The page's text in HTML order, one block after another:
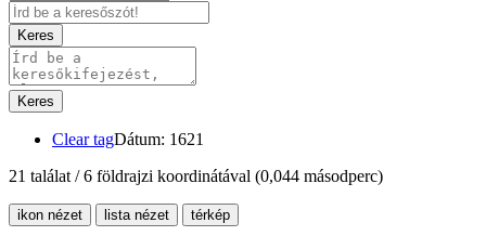
Keres
Keres
Clear tagDátum: 1621
21 találat / 6 földrajzi koordinátával (0,044 másodperc)
ikon nézet lista nézet térkép